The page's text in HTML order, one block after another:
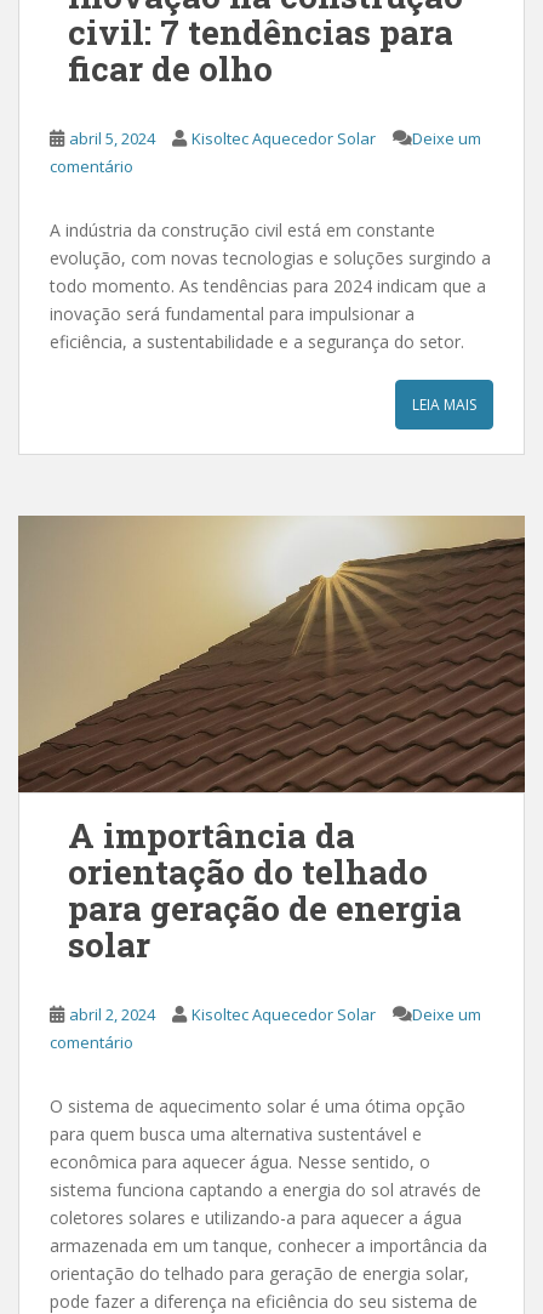
civil: 7 tendências para
ficar de olho
abril 5, 2024 Kisoltec Aquecedor Solar
Deixe um
comentário
A indústria da construção civil está em constante
evolução, com novas tecnologias e soluções surgindo a
todo momento. As tendências para 2024 indicam que a
inovação será fundamental para impulsionar a
eficiência, a sustentabilidade e a segurança do setor.
LEIA MAIS
A importância da
orientação do telhado
para geração de energia
solar
abril 2, 2024 Kisoltec Aquecedor Solar
Deixe um
comentário
O sistema de aquecimento solar é uma ótima opção
para quem busca uma alternativa sustentável e
econômica para aquecer água. Nesse sentido, o
sistema funciona captando a energia do sol através de
coletores solares e utilizando-a para aquecer a água
armazenada em um tanque, conhecer a importância da
orientação do telhado para geração de energia solar,
pode fazer a diferença na eficiência do seu sistema de